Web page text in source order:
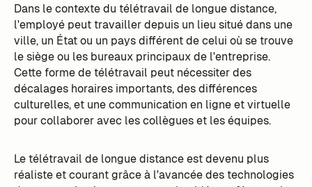
Dans le contexte du télétravail de longue distance,
l'employé peut travailler depuis un lieu situé dans une
ville, un État ou un pays différent de celui où se trouve
le siège ou les bureaux principaux de l'entreprise.
Cette forme de télétravail peut nécessiter des
décalages horaires importants, des différences
culturelles, et une communication en ligne et virtuelle
pour collaborer avec les collègues et les équipes.
Le télétravail de longue distance est devenu plus
réaliste et courant grâce à l'avancée des technologies